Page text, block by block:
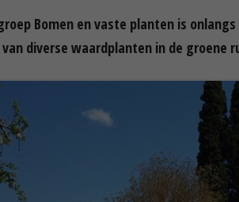
Bomen en vaste planten is
diverse waardplanten in de groene